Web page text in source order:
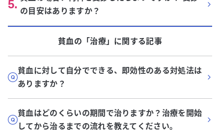
5. の目安はありますか？
貧血の「治療」に関する記事
貧血に対して自分でできる、即効性のある対処法は
ありますか？
貧血はどのくらいの期間で治りますか？治療を開始
してから治るまでの流れを教えてください。